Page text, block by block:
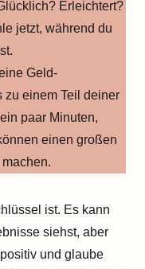
Erleichtert?
jetzt, während du
Geld-
zu einem Teil deiner
paar Minuten,
einen großen
ist. Es kann
siehst, aber
und glaube